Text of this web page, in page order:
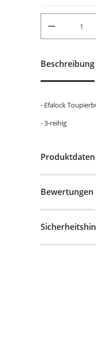
Beschreibung
- Efalock
- 3-reihig
Bewertungen